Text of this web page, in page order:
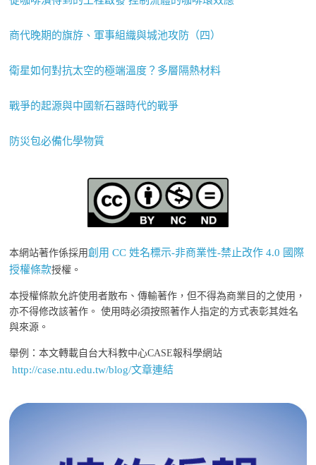
商代晚期的旗斿、軍事組織與城池攻防（四）
衛星如何對抗太空的極端溫度？多層隔熱材料
戰爭的起源與中國新石器時代的戰爭
防災包必備化學物質
本網站著作係採用創用 CC 姓名標示-非商業性-禁止改作 4.0 國際
授權條款授權。
本授權條款允許使用者散布、傳輸著作，但不得為商業目的之使用，
亦不得修改該著作。 使用時必須按照著作人指定的方式表彰其姓名
與來源。
舉例：本文轉載自台大科教中心CASE報科學網站
http://case.ntu.edu.tw/blog/文章連結